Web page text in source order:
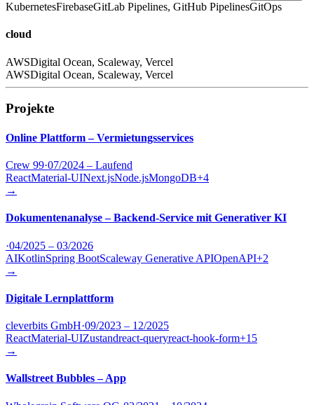
KubernetesFirebaseGitLab Pipelines, GitHub PipelinesGitOps
cloud
AWSDigital Ocean, Scaleway, Vercel
AWSDigital Ocean, Scaleway, Vercel
Projekte
Online Plattform – Vermietungsservices
Crew 99·07/2024 – Laufend
ReactMaterial-UINext.jsNode.jsMongoDB+4
→
Dokumentenanalyse – Backend-Service mit Generativer KI
·04/2025 – 03/2026
AIKotlinSpring BootScaleway Generative APIOpenAPI+2
→
Digitale Lernplattform
cleverbits GmbH·09/2023 – 12/2025
ReactMaterial-UIZustandreact-queryreact-hook-form+15
→
Wallstreet Bubbles – App